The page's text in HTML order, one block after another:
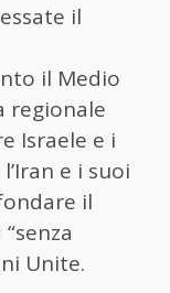
il
il Medio
regionale
Israele e i
e i suoi
il
Unite.